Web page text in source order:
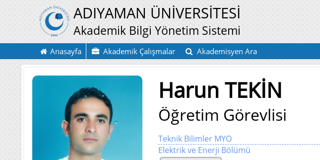
ADIYAMAN ÜNİVERSİTESİ
Akademik Bilgi Yönetim Sistemi
Anasayfa Akademik Çalışmalar Akademisyen Ara
Harun TEKİN
Öğretim Görevlisi
Teknik Bilimler MYO
Elektrik ve Enerji Bölümü